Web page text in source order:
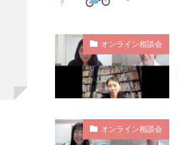
オンライン相談会
オンライン相談会